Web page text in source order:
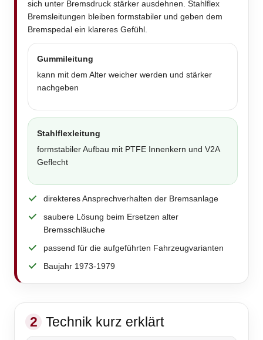
sich unter Bremsdruck stärker ausdehnen. Stahlflex
Bremsleitungen bleiben formstabiler und geben dem
Bremspedal ein klareres Gefühl.
Gummileitung
kann mit dem Alter weicher werden und stärker
nachgeben
Stahlflexleitung
formstabiler Aufbau mit PTFE Innenkern und V2A
Geflecht
direkteres Ansprechverhalten der Bremsanlage
saubere Lösung beim Ersetzen alter
Bremsschläuche
passend für die aufgeführten Fahrzeugvarianten
Baujahr 1973-1979
2 Technik kurz erklärt